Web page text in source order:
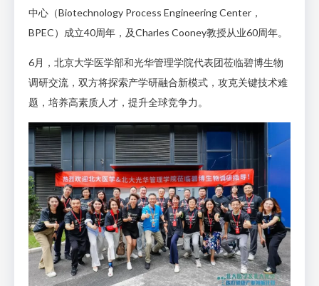
中心（Biotechnology Process Engineering Center，
BPEC）成立40周年，及Charles Cooney教授从业60周年。
6月，北京大学医学部和光华管理学院代表团莅临碧博生物
调研交流，双方将探索产学研融合新模式，攻克关键技术难
题，培养高素质人才，提升全球竞争力。